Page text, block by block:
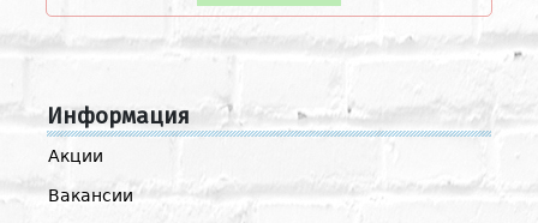
Информация
Акции
Вакансии